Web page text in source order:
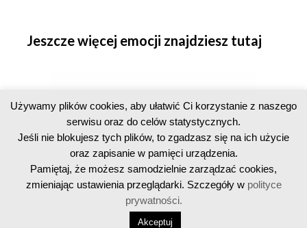
Jeszcze więcej emocji znajdziesz tutaj
Copyright © 2016-2026 · Licznik Geigera · All Rights Reserved
Używamy plików cookies, aby ułatwić Ci korzystanie z naszego
serwisu oraz do celów statystycznych.
Jeśli nie blokujesz tych plików, to zgadzasz się na ich użycie
oraz zapisanie w pamięci urządzenia.
Pamiętaj, że możesz samodzielnie zarządzać cookies,
zmieniając ustawienia przeglądarki. Szczegóły wpolityce
prywatności.
Akceptuj